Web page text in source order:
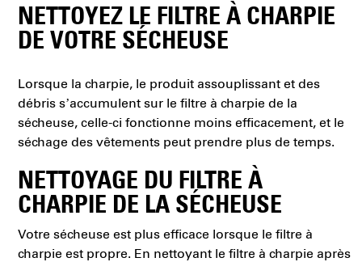
NETTOYEZ LE FILTRE À CHARPIE
DE VOTRE SÉCHEUSE
Lorsque la charpie, le produit assouplissant et des
débris s’accumulent sur le filtre à charpie de la
sécheuse, celle-ci fonctionne moins efficacement, et le
séchage des vêtements peut prendre plus de temps.
NETTOYAGE DU FILTRE À
CHARPIE DE LA SÉCHEUSE
Votre sécheuse est plus efficace lorsque le filtre à
charpie est propre. En nettoyant le filtre à charpie après